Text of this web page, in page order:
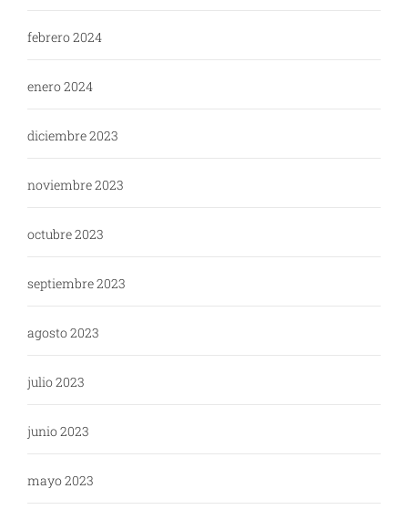
febrero 2024
enero 2024
diciembre 2023
noviembre 2023
octubre 2023
septiembre 2023
agosto 2023
julio 2023
junio 2023
mayo 2023